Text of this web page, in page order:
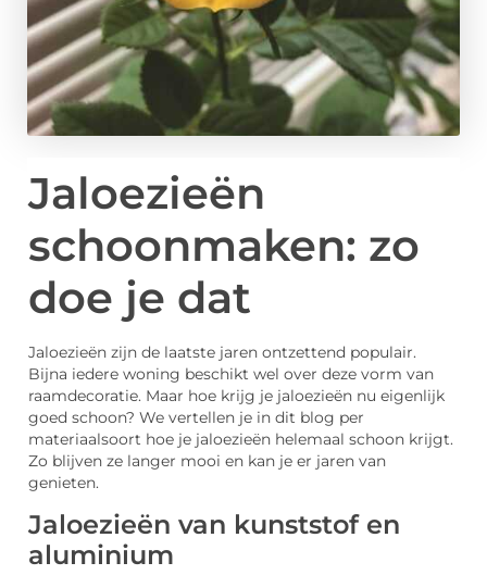
Jaloezieën
schoonmaken: zo
doe je dat
Jaloezieën zijn de laatste jaren ontzettend populair.
Bijna iedere woning beschikt wel over deze vorm van
raamdecoratie. Maar hoe krijg je jaloezieën nu eigenlijk
goed schoon? We vertellen je in dit blog per
materiaalsoort hoe je jaloezieën helemaal schoon krijgt.
Zo blijven ze langer mooi en kan je er jaren van
genieten.
Jaloezieën van kunststof en
aluminium